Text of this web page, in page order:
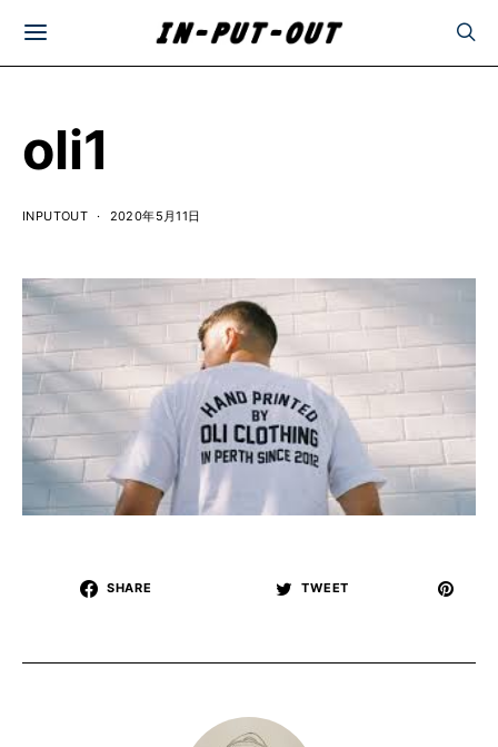
oli1
INPUTOUT 2020年5月11日
SHARE TWEET